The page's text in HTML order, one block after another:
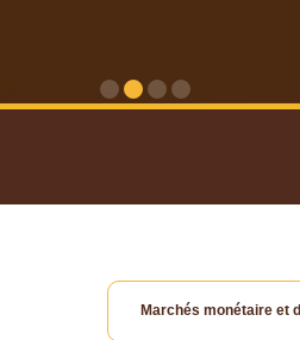
Marchés monétaire et